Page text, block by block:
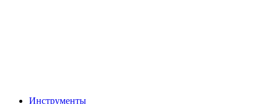
Инструменты